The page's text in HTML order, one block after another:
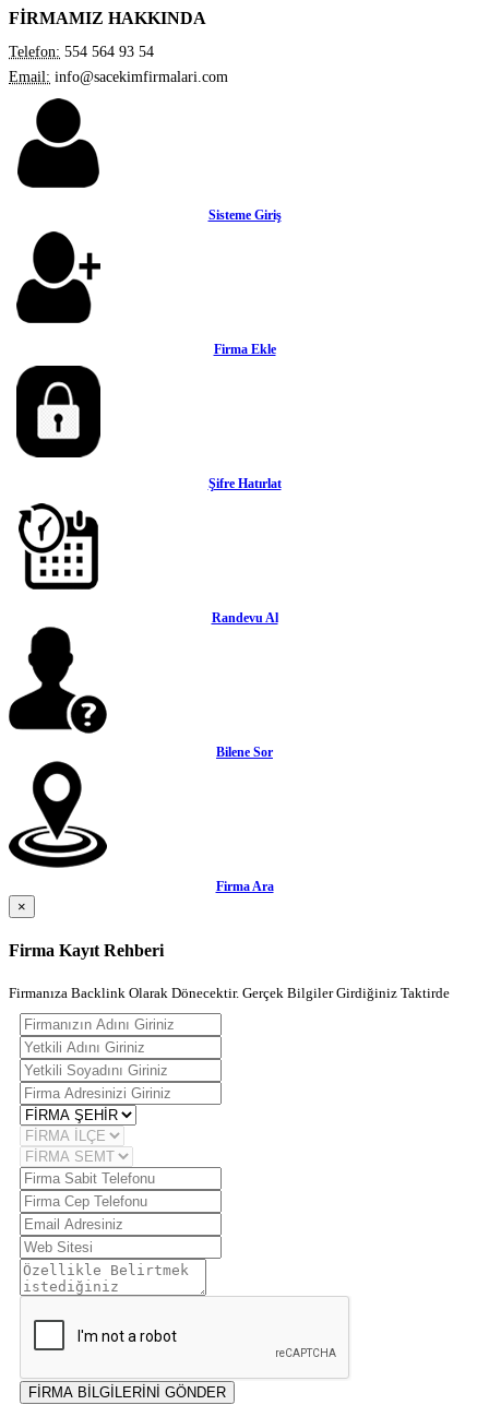
FİRMAMIZ HAKKINDA
Telefon: 554 564 93 54
Email: info@sacekimfirmalari.com
Sisteme Giriş
Firma Ekle
Şifre Hatırlat
Randevu Al
Bilene Sor
Firma Ara
×
Firma Kayıt Rehberi
Firmanıza Backlink Olarak Dönecektir. Gerçek Bilgiler Girdiğiniz Taktirde
FİRMA BİLGİLERİNİ GÖNDER